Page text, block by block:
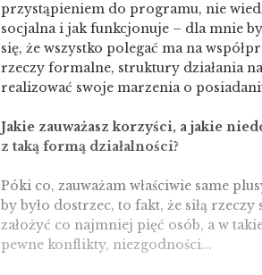
przystąpieniem do programu, nie
socjalna i jak funkcjonuje – dla mnie
się, że wszystko polegać ma na
rzeczy formalne, struktury działania
realizować swoje marzenia o
Jakie zauważasz korzyści, a jakie
z taką formą działalności?
Póki co, zauważam właściwie same
by było dostrzec, to fakt, że siłą
założyć co najmniej pięć osób, a w
pewne konflikty, niezgodności...